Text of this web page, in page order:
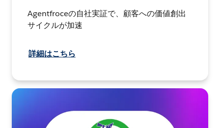
Agentfroceの自社実証で、顧客への価値創出
サイクルが加速
詳細はこちら